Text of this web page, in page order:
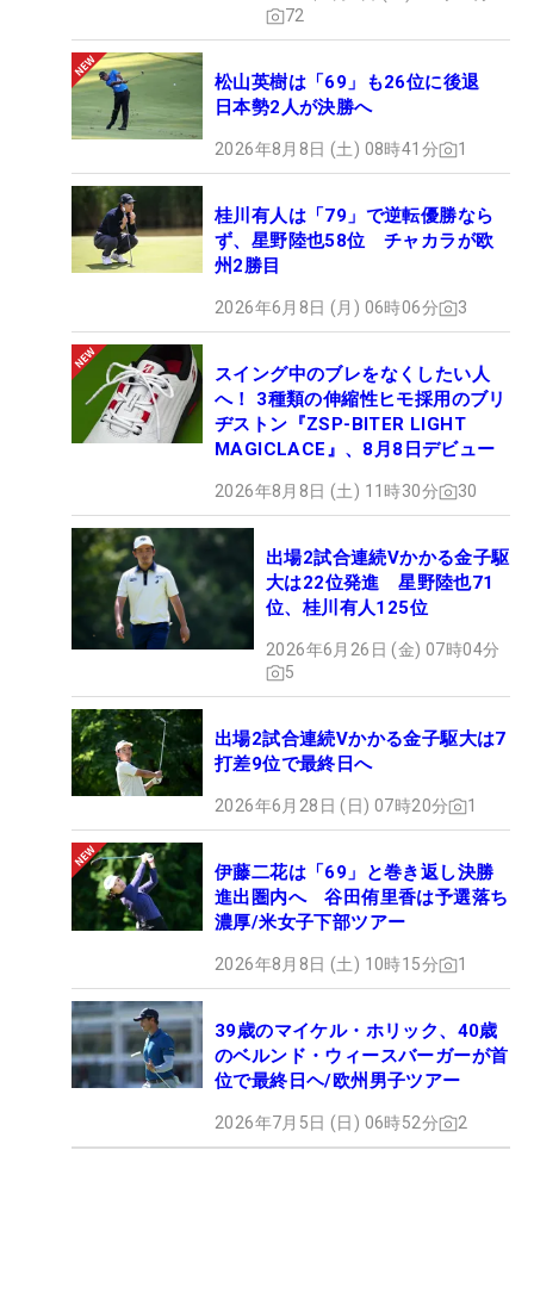
72
松山英樹は「69」も26位に後退
日本勢2人が決勝へ
2026年8月8日 (土) 08時41分 1
桂川有人は「79」で逆転優勝なら
ず、星野陸也58位 チャカラが欧
州2勝目
2026年6月8日 (月) 06時06分 3
スイング中のブレをなくしたい人
へ！ 3種類の伸縮性ヒモ採用のブリ
ヂストン『ZSP-BITER LIGHT
MAGICLACE』、8月8日デビュー
2026年8月8日 (土) 11時30分 30
出場2試合連続Vかかる金子駆
大は22位発進 星野陸也71
位、桂川有人125位
2026年6月26日 (金) 07時04分
5
出場2試合連続Vかかる金子駆大は7
打差9位で最終日へ
2026年6月28日 (日) 07時20分 1
伊藤二花は「69」と巻き返し決勝
進出圏内へ 谷田侑里香は予選落ち
濃厚/米女子下部ツアー
2026年8月8日 (土) 10時15分 1
39歳のマイケル・ホリック、40歳
のベルンド・ウィースバーガーが首
位で最終日ヘ/欧州男子ツアー
2026年7月5日 (日) 06時52分 2